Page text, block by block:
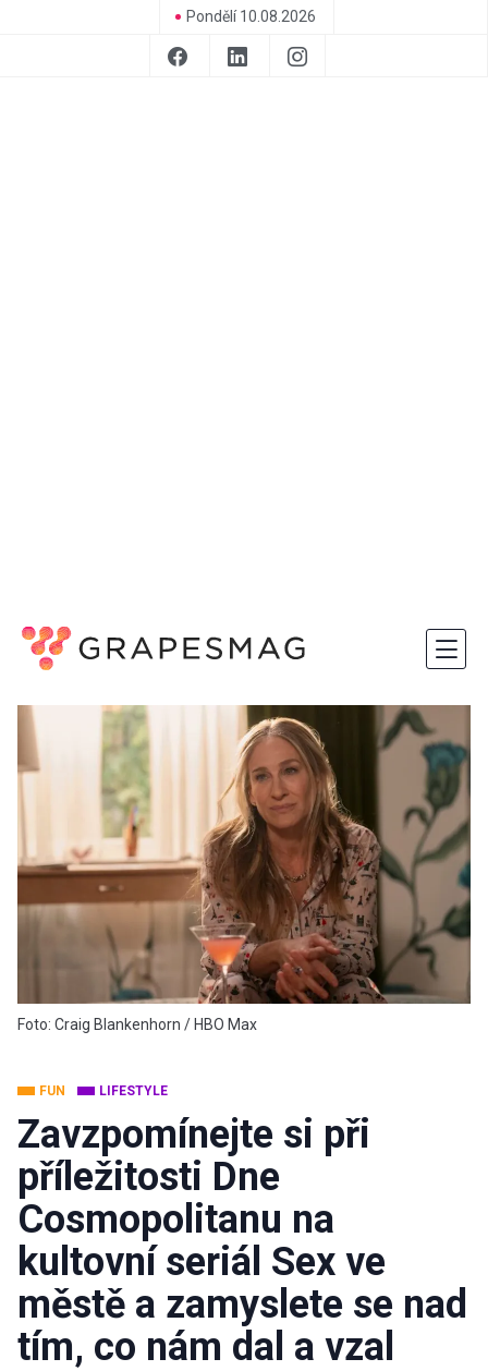
Pondělí 10.08.2026
Foto: Craig Blankenhorn / HBO Max
FUN LIFESTYLE
Zavzpomínejte si při
příležitosti Dne
Cosmopolitanu na
kultovní seriál Sex ve
městě a zamyslete se nad
tím, co nám dal a vzal